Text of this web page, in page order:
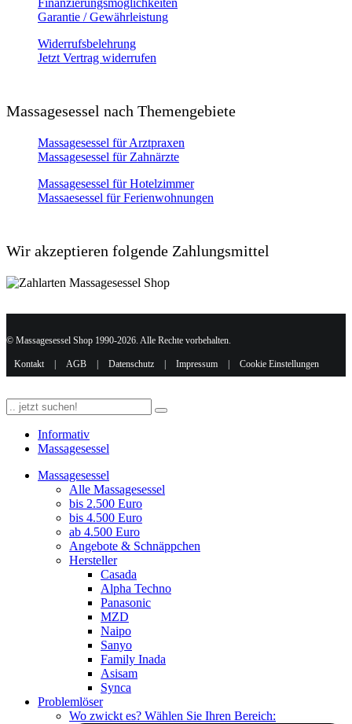
Finanzierungsmöglichkeiten
Garantie / Gewährleistung
Widerrufsbelehrung
Jetzt Vertrag widerrufen
Massagesessel nach Themengebiete
Massagesessel für Arztpraxen
Massagesessel für Zahnärzte
Massagesessel für Hotelzimmer
Massaesessel für Ferienwohnungen
Wir akzeptieren folgende Zahlungsmittel
© Massagesessel Shop 1990-2026. Alle Rechte vorbehalten.
Kontakt AGB Datenschutz Impressum Cookie Einstellungen
Informativ
Massagesessel
Massagesessel
Alle Massagesessel
bis 2.500 Euro
bis 4.500 Euro
ab 4.500 Euro
Angebote & Schnäppchen
Hersteller
Casada
Alpha Techno
Panasonic
MZD
Naipo
Sanyo
Family Inada
Asisam
Synca
Problemlöser
Wo zwickt es? Wählen Sie Ihren Bereich: